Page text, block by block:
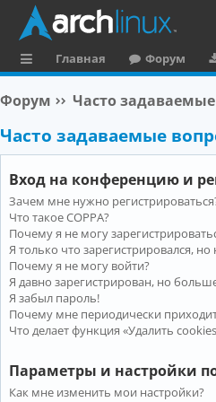
ы
л
Главная Форум
Форум Часто
Часто задаваемые
Вход на конференцию и
Зачем мне нужно
Что такое COPPA?
Почему я не могу
Я только что зарегистрировался,
Почему я не могу войти?
Я давно зарегистрирован, но
Я забыл пароль!
Почему мне периодически
Что делает функция «Удалить
Параметры и настройки
Как мне изменить мои настройки?